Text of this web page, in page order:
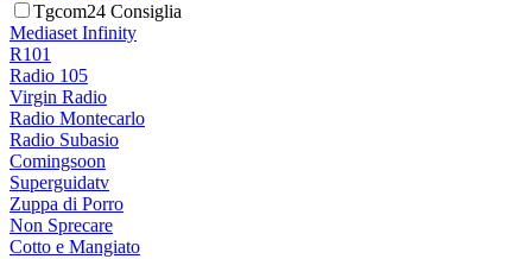
Tgcom24 Consiglia
Mediaset Infinity
R101
Radio 105
Virgin Radio
Radio Montecarlo
Radio Subasio
Comingsoon
Superguidatv
Zuppa di Porro
Non Sprecare
Cotto e Mangiato